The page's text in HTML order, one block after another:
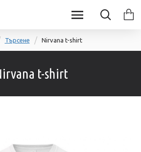
Търсене Nirvana t-shirt
t-shirt